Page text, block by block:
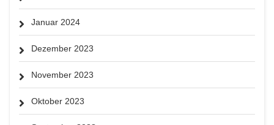
Januar 2024
Dezember 2023
November 2023
Oktober 2023